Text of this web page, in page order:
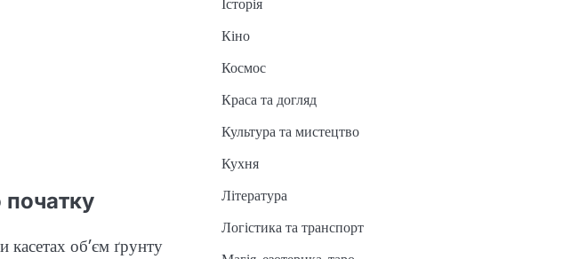
касетах об’єм ґрунту
Історія
Кіно
Космос
Краса та догляд
Культура та мистецтво
Кухня
Література
Логістика та транспорт